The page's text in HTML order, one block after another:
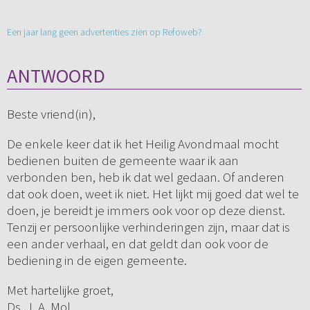
Een jaar lang geen advertenties zien op Refoweb?
ANTWOORD
Beste vriend(in),
De enkele keer dat ik het Heilig Avondmaal mocht
bedienen buiten de gemeente waar ik aan
verbonden ben, heb ik dat wel gedaan. Of anderen
dat ook doen, weet ik niet. Het lijkt mij goed dat wel te
doen, je bereidt je immers ook voor op deze dienst.
Tenzij er persoonlijke verhinderingen zijn, maar dat is
een ander verhaal, en dat geldt dan ook voor de
bediening in de eigen gemeente.
Met hartelijke groet,